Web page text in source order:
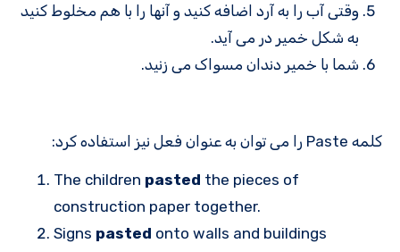
وقتی آب را به آرد اضافه کنید و آنها را با هم مخلوط کنید
به شکل خمیر در می آید.
شما با خمیر دندان مسواک می زنید.
کلمه Paste را می توان به عنوان فعل نیز استفاده کرد:
The children pasted the pieces of
construction paper together.
Signs pasted onto walls and buildings